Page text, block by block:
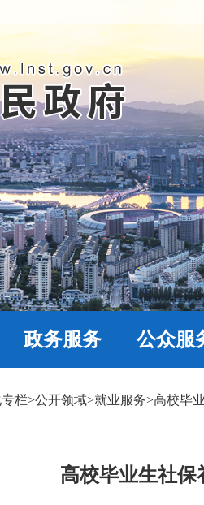
政务服务 公众服
栏>公开领域>就业服务>高校毕
高校毕业生社保